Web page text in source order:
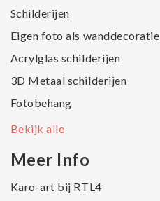
Schilderijen
Eigen foto als wanddecoratie
Acrylglas schilderijen
3D Metaal schilderijen
Fotobehang
Bekijk alle
Meer Info
Karo-art bij RTL4